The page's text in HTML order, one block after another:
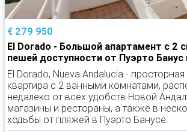
€ 279 950
El Dorado - Большой апартамент с 2
пешей доступности от Пуэрто Банус
El Dorado, Nueva Andalucia -
квартира с 2 ванными комнатами,
недалеко от всех удобств Новой
магазины и рестораны, а также в
ходьбы от пляжей в Пуэрто Банусе.